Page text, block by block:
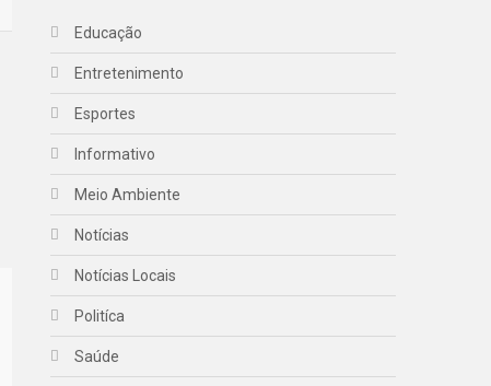
Educação
Entretenimento
Esportes
Informativo
Meio Ambiente
Notícias
Notícias Locais
Politíca
Saúde